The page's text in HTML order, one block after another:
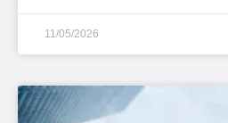
11/05/2026